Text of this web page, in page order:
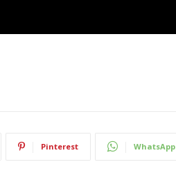
Pinterest WhatsApp